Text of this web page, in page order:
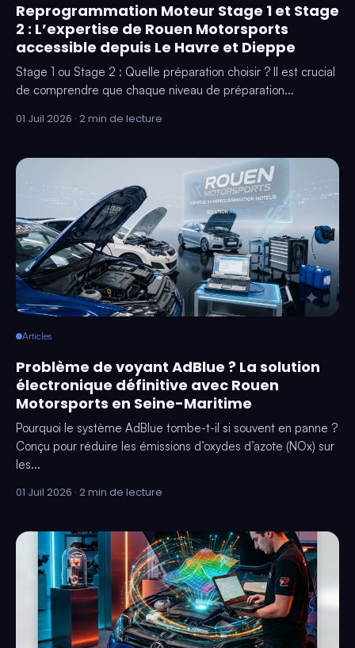
Reprogrammation Moteur Stage 1 et Stage
2 : L’expertise de Rouen Motorsports
accessible depuis Le Havre et Dieppe
Stage 1 ou Stage 2 : Quelle préparation choisir ? Il est crucial
de comprendre que chaque niveau de préparation...
01 Juil 2026 · 2 min de lecture
Articles
Problème de voyant AdBlue ? La solution
électronique définitive avec Rouen
Motorsports en Seine-Maritime
Pourquoi le système AdBlue tombe-t-il si souvent en panne ?
Conçu pour réduire les émissions d’oxydes d’azote (NOx) sur
les...
01 Juil 2026 · 2 min de lecture